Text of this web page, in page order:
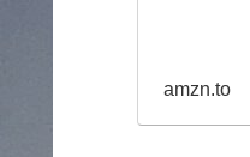
amzn.to